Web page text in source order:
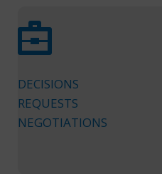
DECISIONS
REQUESTS
NEGOTIATIONS